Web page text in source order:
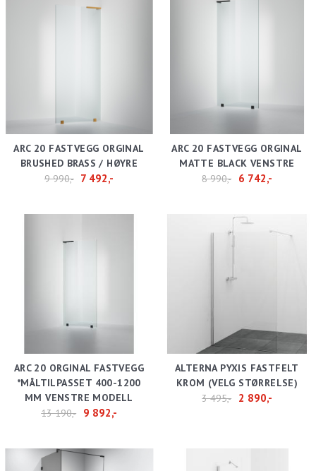
ARC 20 FASTVEGG ORGINAL
BRUSHED BRASS / HØYRE
9 990,- 7 492,-
ARC 20 FASTVEGG ORGINAL
MATTE BLACK VENSTRE
8 990,-
6 742,-
ARC 20 ORGINAL FASTVEGG
*MÅLTILPASSET 400-1200
MM VENSTRE MODELL
13 190,-
9 892,-
ALTERNA PYXIS FASTFELT
KROM (VELG STØRRELSE)
3 495,-
2 890,-